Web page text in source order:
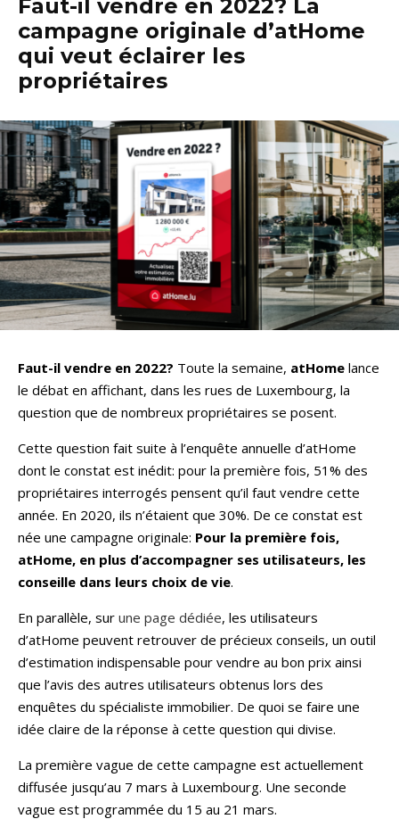
Faut-il vendre en 2022? La
campagne originale d’atHome
qui veut éclairer les
propriétaires
Faut-il vendre en 2022? Toute la semaine, atHome lance
le débat en affichant, dans les rues de Luxembourg, la
question que de nombreux propriétaires se posent.
Cette question fait suite à l’enquête annuelle d’atHome
dont le constat est inédit: pour la première fois, 51% des
propriétaires interrogés pensent qu’il faut vendre cette
année. En 2020, ils n’étaient que 30%. De ce constat est
née une campagne originale: Pour la première fois,
atHome, en plus d’accompagner ses utilisateurs, les
conseille dans leurs choix de vie.
En parallèle, sur une page dédiée, les utilisateurs
d’atHome peuvent retrouver de précieux conseils, un outil
d’estimation indispensable pour vendre au bon prix ainsi
que l’avis des autres utilisateurs obtenus lors des
enquêtes du spécialiste immobilier. De quoi se faire une
idée claire de la réponse à cette question qui divise.
La première vague de cette campagne est actuellement
diffusée jusqu’au 7 mars à Luxembourg. Une seconde
vague est programmée du 15 au 21 mars.